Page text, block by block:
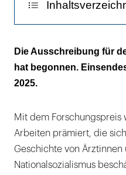
Eingereicht
erstellte Arbeiten
Die Ausschreibung für
hat begonnen.
2025.
Mit dem Forschungspreis
Arbeiten prämiert, die
Geschichte von
Nationalsozialismus